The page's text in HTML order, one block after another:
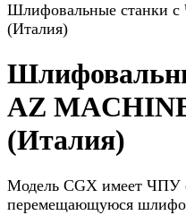
Шлифовальные станки
(Италия)
AZ
(Италия)
Модель CGX имеет ЧПУ
перемещающуюся